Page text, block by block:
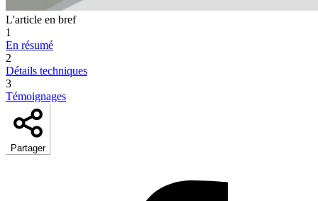
L'article en bref
1
En résumé
2
Détails techniques
3
Témoignages
Partager